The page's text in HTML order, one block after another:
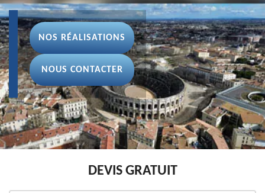
NOS RÉALISATIONS
NOUS CONTACTER
DEVIS GRATUIT